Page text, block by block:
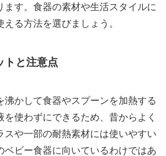
ます。食器の素材や生活スタイルに
る方法を選びましょう。
トと注意点
沸かして食器やスプーンを加熱する
使わずにできるため、昔からよく
スや一部の耐熱素材には使いやすい
ベビー食器に向いているわけではあ